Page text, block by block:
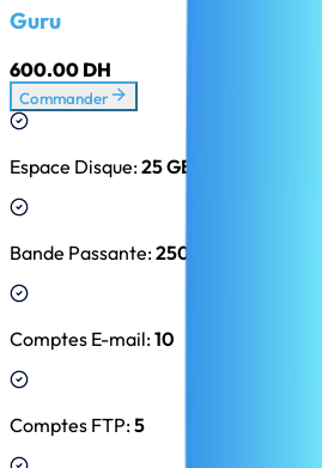
Guru
600.00 DH
Commander
Espace Disque:25 GB
Bande Passante:250 GB
Comptes E-mail:10
Comptes FTP:5